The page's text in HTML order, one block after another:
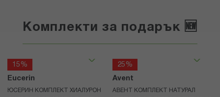
Комплекти за подарък 🆕
15%
Eucerin
ЮСЕРИН КОМПЛЕКТ ХИАЛУРОН
25%
Avent
АВЕНТ КОМПЛЕКТ НАТУРАЛ